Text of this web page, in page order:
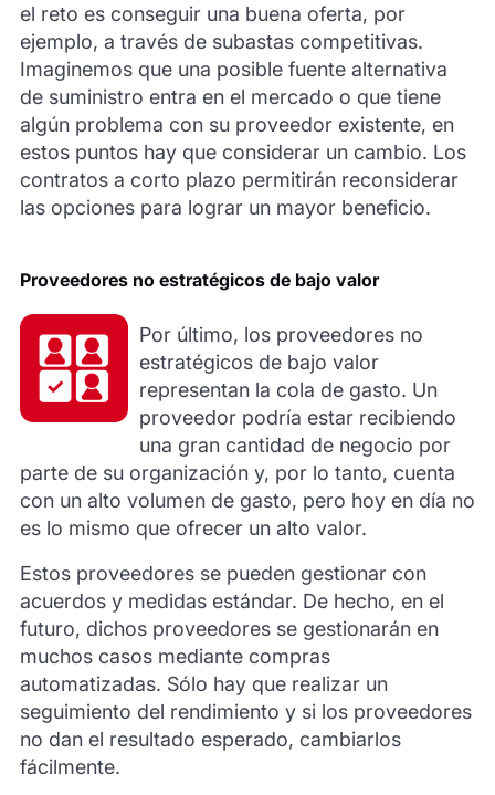
el reto es conseguir una buena oferta, por
ejemplo, a través de subastas competitivas.
Imaginemos que una posible fuente alternativa
de suministro entra en el mercado o que tiene
algún problema con su proveedor existente, en
estos puntos hay que considerar un cambio. Los
contratos a corto plazo permitirán reconsiderar
las opciones para lograr un mayor beneficio.
Proveedores no estratégicos de bajo valor
Por último, los proveedores no
estratégicos de bajo valor
representan la cola de gasto. Un
proveedor podría estar recibiendo
una gran cantidad de negocio por
parte de su organización y, por lo tanto, cuenta
con un alto volumen de gasto, pero hoy en día no
es lo mismo que ofrecer un alto valor.
Estos proveedores se pueden gestionar con
acuerdos y medidas estándar. De hecho, en el
futuro, dichos proveedores se gestionarán en
muchos casos mediante compras
automatizadas. Sólo hay que realizar un
seguimiento del rendimiento y si los proveedores
no dan el resultado esperado, cambiarlos
fácilmente.